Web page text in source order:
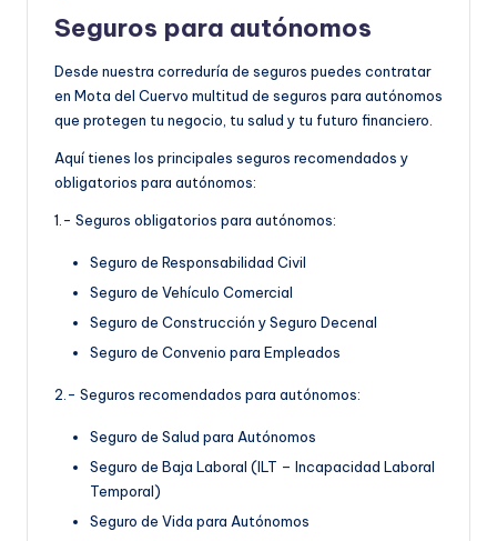
Seguros para autónomos
Desde nuestra correduría de seguros puedes contratar
en Mota del Cuervo multitud de seguros para autónomos
que protegen tu negocio, tu salud y tu futuro financiero.
Aquí tienes los principales seguros recomendados y
obligatorios para autónomos:
1.- Seguros obligatorios para autónomos:
Seguro de Responsabilidad Civil
Seguro de Vehículo Comercial
Seguro de Construcción y Seguro Decenal
Seguro de Convenio para Empleados
2.- Seguros recomendados para autónomos:
Seguro de Salud para Autónomos
Seguro de Baja Laboral (ILT – Incapacidad Laboral
Temporal)
Seguro de Vida para Autónomos